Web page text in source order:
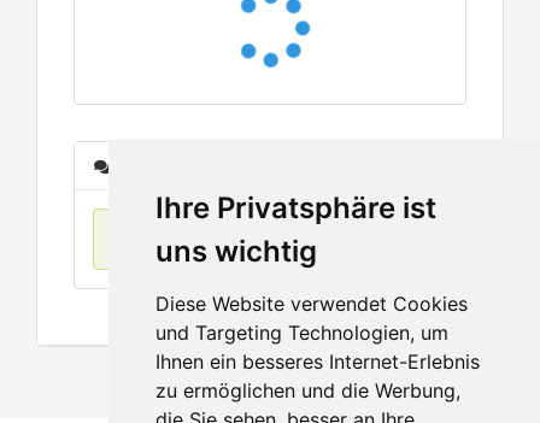
Ihre Privatsphäre ist
uns wichtig
Diese Website verwendet Cookies
und Targeting Technologien, um
Ihnen ein besseres Internet-Erlebnis
zu ermöglichen und die Werbung,